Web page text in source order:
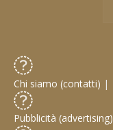
Chi siamo (contatti) |
Pubblicità (advertising)